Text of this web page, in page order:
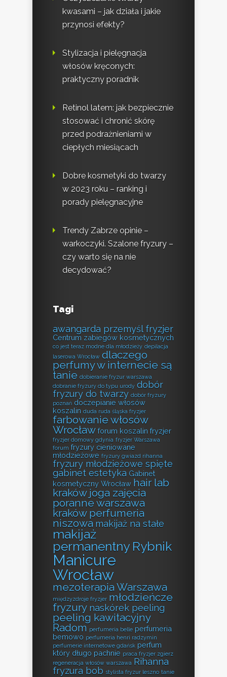
kwasami – jak działa i jakie
przynosi efekty?
Stylizacja i pielęgnacja
włosów kręconych:
praktyczny poradnik
Retinol latem: jak bezpiecznie
stosować i chronić skórę
przed podrażnieniami w
ciepłych miesiącach
Dobre kosmetyki do twarzy
w 2023 roku – ranking i
porady pielęgnacyjne
Trendy Zabrze opinie –
warkoczyki. Szalone fryzury –
czy warto się na nie
decydować?
Tagi
awangarda przemyśl fryzjer
Centrum zabiegów kosmetycznych
co jest teraz modne dla młodzieży depilacja
laserowa Wrocław dlaczego
perfumy w internecie są
tanie dobieranie fryzur warszawa
dobranie fryzury do typu urody dobór
fryzury do twarzy dobór fryzury
poznań doczepianie włosów
koszalin duda ruda śląska fryzjer
farbowanie włosów
Wrocław forum koszalin fryzjer
fryzjer domowy gdynia fryzjer Warszawa
forum fryzury cieniowane
młodzieżowe fryzury gwiazd rihanna
fryzury młodzieżowe spięte
gabinet estetyka Gabinet
kosmetyczny Wrocław hair lab
kraków joga zajęcia
poranne warszawa
kraków perfumeria
niszowa makijaż na stałe
makijaż
permanentny Rybnik
Manicure
Wrocław
mezoterapia Warszawa
międzyzdroje fryzjer młodzieńcze
fryzury naskórek peeling
peeling kawitacyjny
Radom perfumeria belle perfumeria
bemowo perfumeria henri radzymin
perfumerie internetowe gdańsk perfum
który długo pachnie praca fryzjer zgierz
regeneracja włosów warszawa Rihanna
fryzura bob stylista fryzur leszno tanie